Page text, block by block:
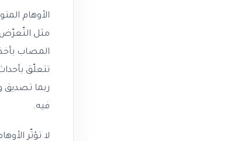
الأوهام
مثل التّعرّض
المصاب
تتعلّق
ربما
فيه.
لا تؤثّر